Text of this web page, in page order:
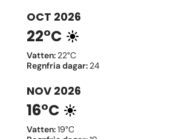
OCT 2026
22°C
Vatten: 22°C
Regnfria dagar: 24
NOV 2026
16°C
Vatten:19°C